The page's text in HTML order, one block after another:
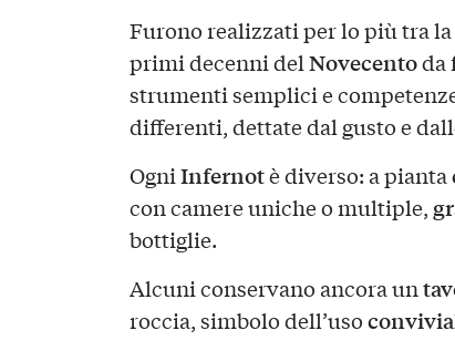
Furono realizzati per lo più tra la
primi decenni delNovecentoda
strumenti semplici e
differenti, dettate dal gusto e
OgniInfernotè diverso: a pianta
con camere uniche o multiple,
bottiglie.
Alcuni conservano ancora un
roccia, simbolo dell’uso